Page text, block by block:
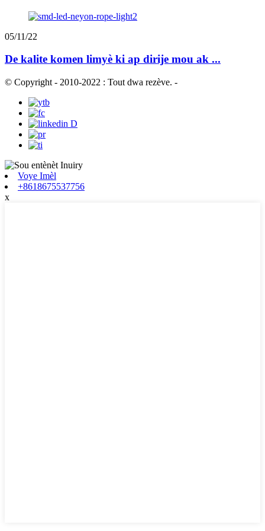
05/11/22
De kalite komen limyè ki ap dirije mou ak ...
© Copyright - 2010-2022 : Tout dwa rezève. -
Voye Imèl
+8618675537756
x